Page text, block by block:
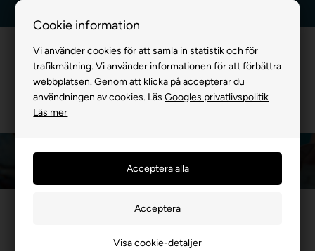
Cookie information
Vi använder cookies för att samla in statistik och för
trafikmätning. Vi använder informationen för att förbättra
webbplatsen. Genom att klicka på accepterar du
användningen av cookies. LäsGoogles privatlivspolitik
Läs mer
Visa cookie-detaljer
Framsida»FÖR KATTER»Kattungar
Produkter du behöver för en kattunge
Vi har många värdefulla produkter för dig som föder upp katter